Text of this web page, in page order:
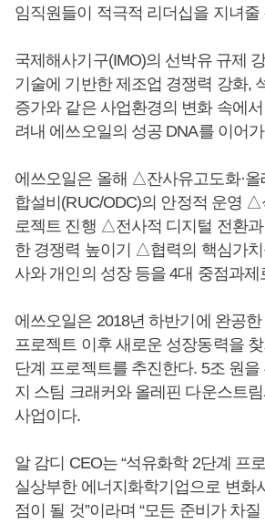
임직원들이 적극적 리더십을 지녀줄
국제해사기구(IMO)의 선박유 규제
기술에 기반한 제조업 경쟁력 강화,
증가와 같은 사업환경의 변화 속에
려내 에쓰오일의 성공 DNA를 이어
에쓰오일은 올해 △잔사유고도화·
합설비(RUC/ODC)의 안정적 운영
로젝트 진행 △전사적 디지털 전환
한 경쟁력 높이기 △협력의 핵심가치
사와 개인의 성장 등을 4대 중점과제
에쓰오일은 2018년 하반기에 완공
프로젝트 이후 새로운 성장동력을
단계 프로젝트를 추진한다. 5조 원
지 스팀 크래커와 올레핀 다운스트
사업이다.
알 감디 CEO는 “석유화학 2단계 프
실상부한 에너지화학기업으로 변화
점이 될 것”이라며 “모든 준비가 차